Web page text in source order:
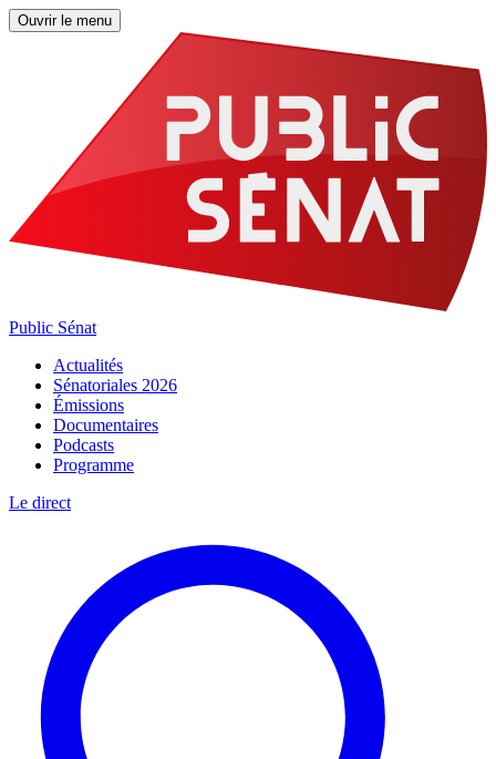
Ouvrir le menu
Public Sénat
Actualités
Sénatoriales 2026
Émissions
Documentaires
Podcasts
Programme
Le direct